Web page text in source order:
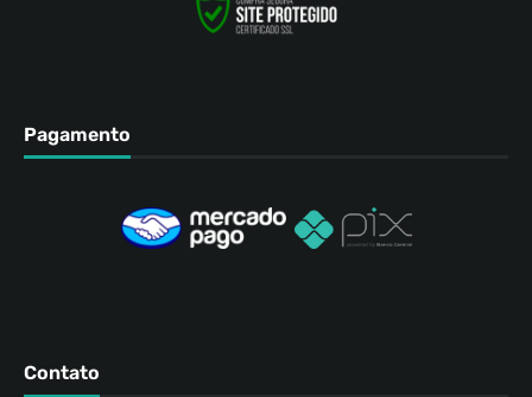
Pagamento
Contato